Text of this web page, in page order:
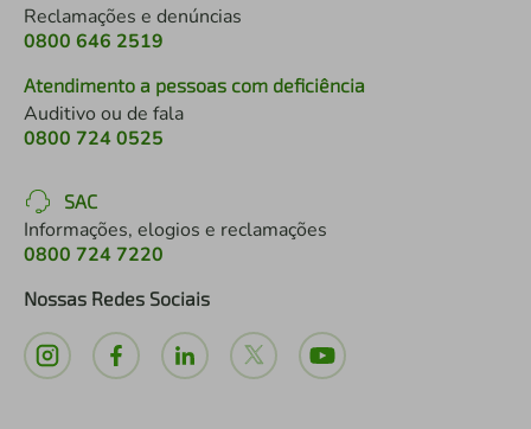
Reclamações e denúncias
0800 646 2519
Atendimento a pessoas com deficiência
Auditivo ou de fala
0800 724 0525
SAC
Informações, elogios e reclamações
0800 724 7220
Nossas Redes Sociais